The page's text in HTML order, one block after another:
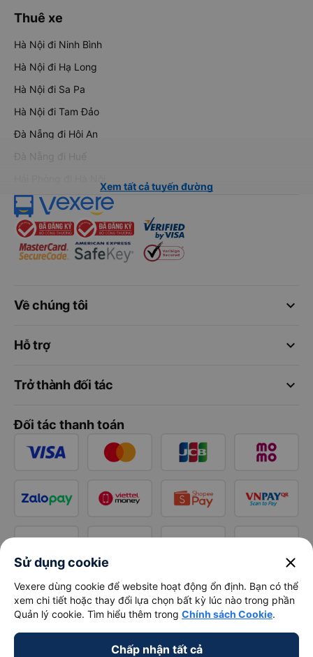
Thuê xe
Hà Nội đi Ninh Bình
Hà Nội đi Hạ Long
Hà Nội đi Sa Pa
Hà Nội đi Tam Đảo
Đà Nẵng đi Hội An
Đà Nẵng đi Huế
Xem tất cả tuyến đường
keyboard_arrow_down
Về chúng tôi
keyboard_arrow_down
Hỗ trợ
keyboard_arrow_down
Trở thành đối tác
Đối tác thanh toán
Sử dụng cookie close
Vexere dùng cookie để website hoạt động ổn định. Bạn có thể
xem chi tiết hoặc thay đổi lựa chọn bất kỳ lúc nào trong phần
Quản lý cookie. Tìm hiểu thêm trong Chính sách Cookie.
Chấp nhận tất cả